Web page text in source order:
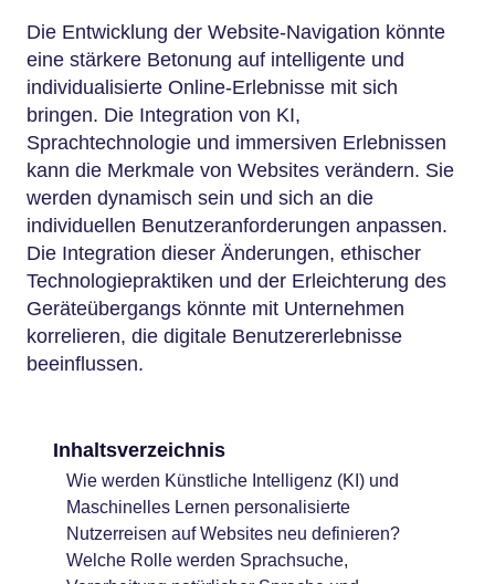
Die Entwicklung der Website-Navigation könnte
eine stärkere Betonung auf intelligente und
individualisierte Online-Erlebnisse mit sich
bringen. Die Integration von KI,
Sprachtechnologie und immersiven Erlebnissen
kann die Merkmale von Websites verändern. Sie
werden dynamisch sein und sich an die
individuellen Benutzeranforderungen anpassen.
Die Integration dieser Änderungen, ethischer
Technologiepraktiken und der Erleichterung des
Geräteübergangs könnte mit Unternehmen
korrelieren, die digitale Benutzererlebnisse
beeinflussen.
Inhaltsverzeichnis
Wie werden Künstliche Intelligenz (KI) und
Maschinelles Lernen personalisierte
Nutzerreisen auf Websites neu definieren?
Welche Rolle werden Sprachsuche,